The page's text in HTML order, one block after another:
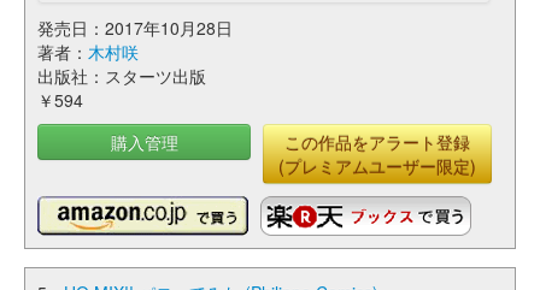
発売日：2017年10月28日
著者： 木村咲
出版社：スターツ出版
￥594
購入管理
この作品をアラート登録
(プレミアムユーザー限定)